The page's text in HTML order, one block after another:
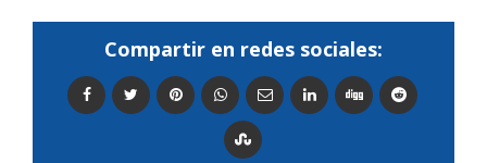
Compartir en redes sociales: